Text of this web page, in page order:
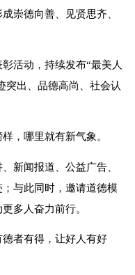
崇德向善、见贤思齐、
活动，持续发布“最美人
突出、品德高尚、社会认
，哪里就有新气象。
新闻报道、公益广告、
与此同时，邀请道德模
多人奋力前行。
者有得，让好人有好